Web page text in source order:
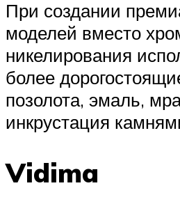
При создании
моделей вместо
никелирования
более
позолота, эмаль,
инкрустация
Vidima